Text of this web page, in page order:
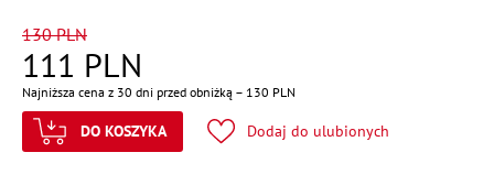
130 PLN
111 PLN
Najniższa cena z 30 dni przed obniżką – 130 PLN
DO KOSZYKA Dodaj do ulubionych